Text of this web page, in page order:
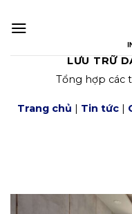
qua
dung
LƯU TRỮ
Tổng hợp các
Trang chủ | Tin tức|